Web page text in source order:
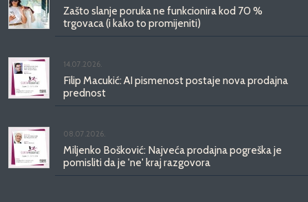
Zašto slanje poruka ne funkcionira kod 70 %
trgovaca (i kako to promijeniti)
14.07.2026.
Filip Macukić: AI pismenost postaje nova prodajna
prednost
08.07.2026.
Miljenko Bošković: Najveća prodajna pogreška je
pomisliti da je 'ne' kraj razgovora